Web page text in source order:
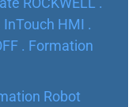
proportionnelle
InTouch HMI .
. Formation
Robot